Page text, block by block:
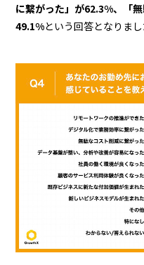
に繋がった」が62.3%、「
49.1%という回答となりまし